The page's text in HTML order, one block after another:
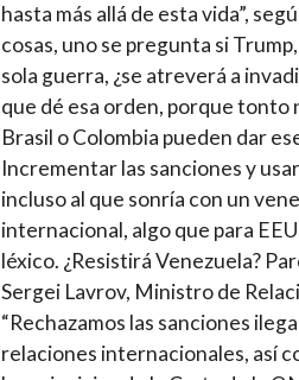
hasta más allá de esta vida”,
cosas, uno se pregunta si
sola guerra, ¿se atreverá a
que dé esa orden, porque tonto
Brasil o Colombia pueden dar
Incrementar las sanciones y
incluso al que sonría con un
internacional, algo que para
léxico. ¿Resistirá Venezuela?
Sergei Lavrov, Ministro de
“Rechazamos las sanciones
relaciones internacionales, así